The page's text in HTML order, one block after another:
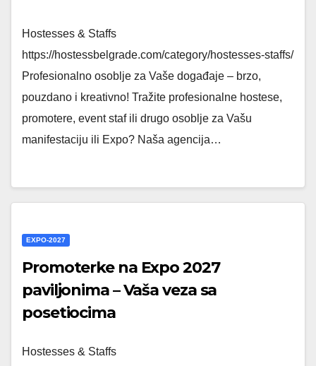
Hostesses & Staffs
https://hostessbelgrade.com/category/hostesses-staffs/
Profesionalno osoblje za Vaše događaje – brzo,
pouzdano i kreativno! Tražite profesionalne hostese,
promotere, event staf ili drugo osoblje za Vašu
manifestaciju ili Expo? Naša agencija…
EXPO-2027
Promoterke na Expo 2027
paviljonima – Vaša veza sa
posetiocima
Hostesses & Staffs